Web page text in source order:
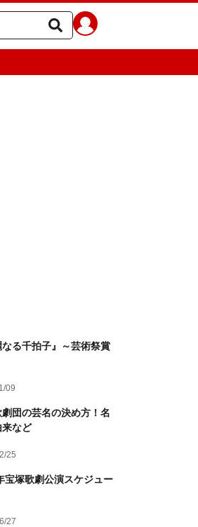
なる千拍子』～芸術祭賞
09
団の芸名の決め方！名
など
25
宝塚歌劇公演スケジュー
27